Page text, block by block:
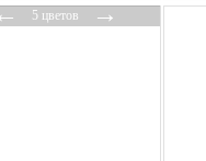
5 цветов→